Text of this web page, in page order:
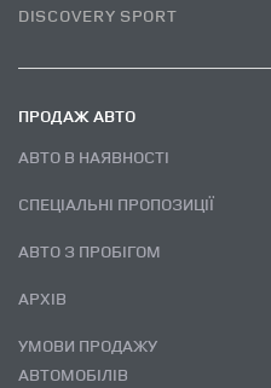
DISCOVERY SPORT
ПРОДАЖ АВТО
АВТО В НАЯВНОСТІ
СПЕЦІАЛЬНІ ПРОПОЗИЦІЇ
АВТО З ПРОБІГОМ
АРХІВ
УМОВИ ПРОДАЖУ
АВТОМОБІЛІВ